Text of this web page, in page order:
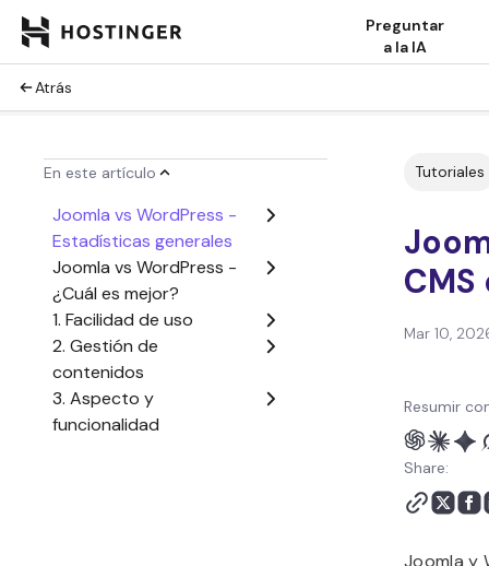
Preguntar
a la IA
Atrás
En este artículo
Joomla vs WordPress -
Estadísticas generales
Joomla vs WordPress -
¿Cuál es mejor?
1. Facilidad de uso
2. Gestión de
contenidos
3. Aspecto y
funcionalidad
Tutoriales
Mar 10,
Resumir
Share:
Joomla y